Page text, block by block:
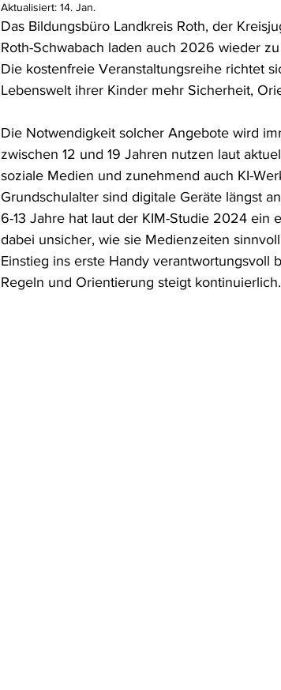
Aktualisiert: 14. Jan.
Das Bildungsbüro Landkreis Roth, der
Roth-Schwabach laden auch 2026 wieder
Die kostenfreie Veranstaltungsreihe richtet
Lebenswelt ihrer Kinder mehr Sicherheit,
Die Notwendigkeit solcher Angebote wird
zwischen 12 und 19 Jahren nutzen laut
soziale Medien und zunehmend auch KI-
Grundschulalter sind digitale Geräte längst
6-13 Jahre hat laut der KIM-Studie 2024 ein
dabei unsicher, wie sie Medienzeiten
Einstieg ins erste Handy verantwortungsvoll
Regeln und Orientierung steigt kontinuierlich.